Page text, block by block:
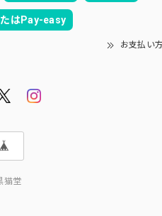
はPay-easy
お支払い
猫堂